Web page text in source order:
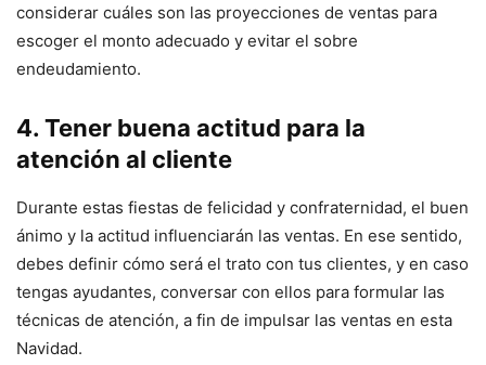
considerar cuáles son las proyecciones de ventas para
escoger el monto adecuado y evitar el sobre
endeudamiento.
4. Tener buena actitud para la
atención al cliente
Durante estas fiestas de felicidad y confraternidad, el buen
ánimo y la actitud influenciarán las ventas. En ese sentido,
debes definir cómo será el trato con tus clientes, y en caso
tengas ayudantes, conversar con ellos para formular las
técnicas de atención, a fin de impulsar las ventas en esta
Navidad.